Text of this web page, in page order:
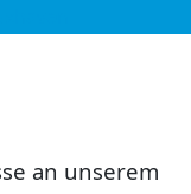
an unserem